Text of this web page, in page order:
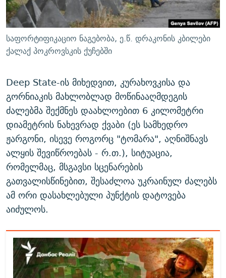
საფორტიფიკაციო ნაგებობა, ე.წ. დრაკონის კბილები
ქალაქ პოკროვსკის ქუჩებში
Deep State-ის მიხედვით, კურახოვკისა და
გორნიაკის მახლობლად მოწინააღმდეგის
ძალებმა შექმნეს დაახლოებით 6 კილომეტრი
დიამეტრის ნახევრად ქვაბი (ეს სამხედრო
ჟარგონი, ისევე როგორც "ტომარა", აღნიშნავს
ალყის შევიწროებას - რ.თ.), სიტუაცია,
რომელმაც, მსგავსი სცენარების
გათვალისწინებით, შესაძლოა უკრაინულ ძალებს
ამ ორი დასახლებული პუნქტის დატოვება
აიძულოს.